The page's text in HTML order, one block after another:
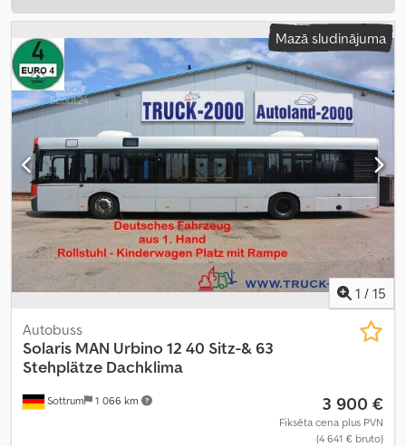
Mazā sludinājuma
1 / 15
Sottrum 1 066 km
Autobuss
Solaris MAN Urbino 12 40 Sitz-& 63
Stehplätze Dachklima
3 900 €
Fiksēta cena plus PVN
(4 641 € bruto)